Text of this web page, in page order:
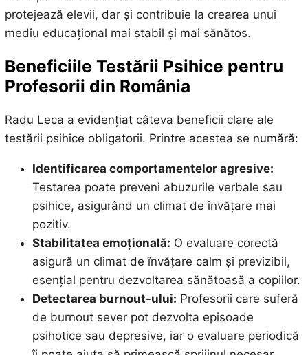
protejează elevii, dar și contribuie la crearea unui
mediu educațional mai stabil și mai sănătos.
Beneficiile Testării Psihice pentru
Profesorii din România
Radu Leca a evidențiat câteva beneficii clare ale
testării psihice obligatorii. Printre acestea se numără:
Identificarea comportamentelor agresive:
Testarea poate preveni abuzurile verbale sau
psihice, asigurând un climat de învățare mai
pozitiv.
Stabilitatea emoțională: O evaluare corectă
asigură un climat de învățare calm și previzibil,
esențial pentru dezvoltarea sănătoasă a copiilor.
Detectarea burnout-ului: Profesorii care suferă
de burnout sever pot dezvolta episoade
psihotice sau depresive, iar o evaluare periodică